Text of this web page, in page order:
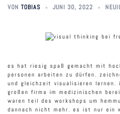
VON TOBIAS JUNI 30, 2022
es hat riesig spaß gemacht mit
personen arbeiten zu dürfen.
und gleichzeit visualisieren lernen.
großen firma im medizinischen
waren teil des workshops um
dannach nicht mehr. es ist nur ein